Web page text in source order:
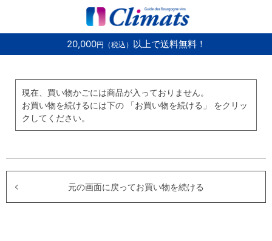
20,000円（税込） 以上で送料無料！
現在、買い物かごには商品が入っておりません。
お買い物を続けるには下の 「お買い物を続ける」 をクリッ
クしてください。
元の画面に戻ってお買い物を続ける